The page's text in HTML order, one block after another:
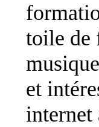
toile de
et
internet